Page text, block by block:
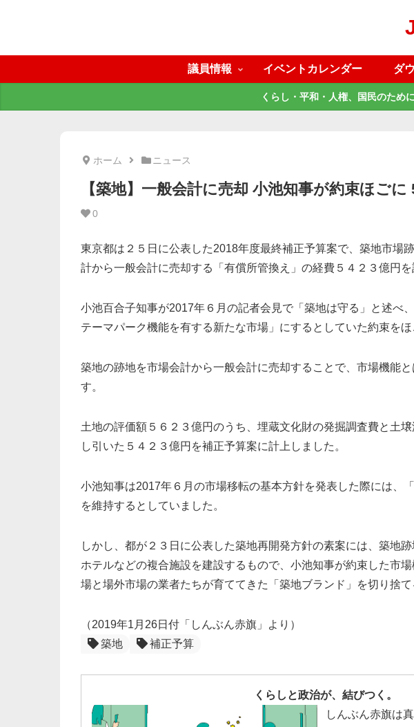
議員情報 イベントカレンダー ダ
くらし・平和・人権、国民のため
ホーム ニュース
【築地】一般会計に売却 小池知事が約束ほごに
0
東京都は２５日に公表した2018年度最終補正予算案で、築地市場
計から一般会計に売却する「有償所管換え」の経費５４２３億円を
小池百合子知事が2017年６月の記者会見で「築地は守る」と述べ
テーマパーク機能を有する新たな市場」にするとしていた約束をほ
築地の跡地を市場会計から一般会計に売却することで、市場機能
す。
土地の評価額５６２３億円のうち、埋蔵文化財の発掘調査費と土
し引いた５４２３億円を補正予算案に計上しました。
小池知事は2017年６月の市場移転の基本方針を発表した際には、
を維持するとしていました。
しかし、都が２３日に公表した築地再開発方針の素案には、築地
ホテルなどの複合施設を建設するもので、小池知事が約束した市
場と場外市場の業者たちが育ててきた「築地ブランド」を切り捨て
（2019年1月26日付「しんぶん赤旗」より）
築地
補正予算
くらしと政治が、結びつく。
しんぶん赤旗は